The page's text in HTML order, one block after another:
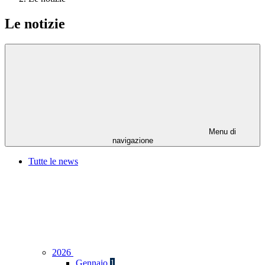
Le notizie
Menu di
navigazione
Tutte le news
2026